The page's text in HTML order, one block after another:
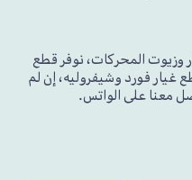
وزيوت المحركات، نوفر قطع
غيار فورد وشيفروليه، إن لم
معنا على الواتس.